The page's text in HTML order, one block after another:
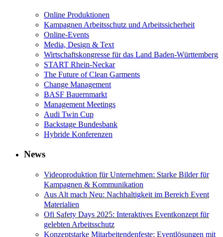
Online Produktionen
Kampagnen Arbeitsschutz und Arbeitssicherheit
Online-Events
Media, Design & Text
Wirtschaftskongresse für das Land Baden-Württemberg
START Rhein-Neckar
The Future of Clean Garments
Change Management
BASF Bauernmarkt
Management Meetings
Audi Twin Cup
Backstage Bundesbank
Hybride Konferenzen
News
Videoproduktion für Unternehmen: Starke Bilder für
Kampagnen & Kommunikation
Aus Alt mach Neu: Nachhaltigkeit im Bereich Event
Materialien
Ofi Safety Days 2025: Interaktives Eventkonzept für
gelebten Arbeitsschutz
Konzeptstarke Mitarbeitendenfeste: Eventlösungen mit